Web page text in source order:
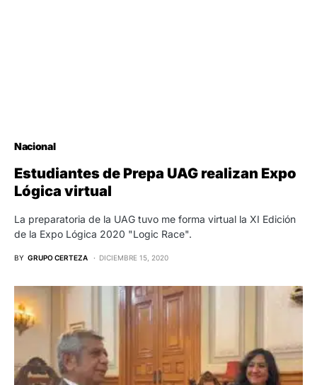
Nacional
Estudiantes de Prepa UAG realizan Expo
Lógica virtual
La preparatoria de la UAG tuvo me forma virtual la XI Edición
de la Expo Lógica 2020 "Logic Race".
BY GRUPO CERTEZA DICIEMBRE 15, 2020